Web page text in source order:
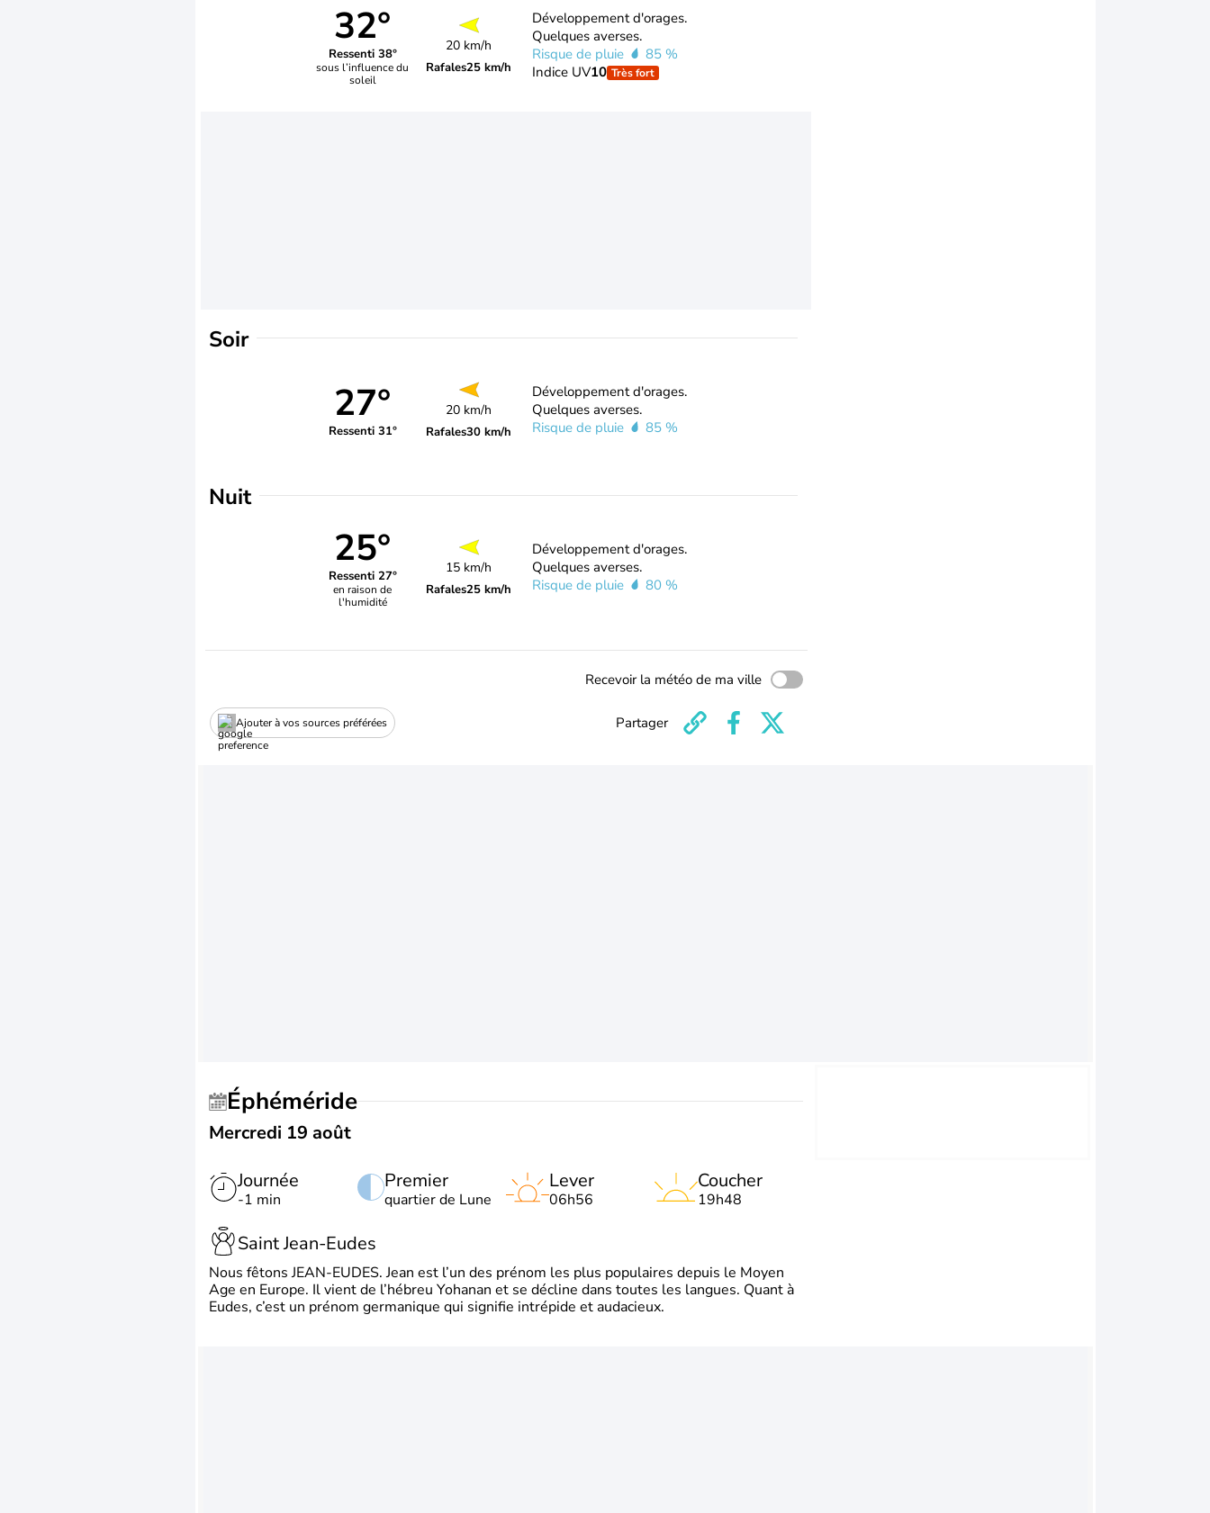
32°
Ressenti 38°
sous l’influence du
soleil
20 km/h
Rafales25 km/h
Développement d'orages.
Quelques averses.
Risque de pluie
85 %
Indice UV10 Très fort
Soir
27°
Ressenti 31°
20 km/h
Rafales30 km/h
Développement d'orages.
Quelques averses.
Risque de pluie
85 %
Nuit
25°
Ressenti 27°
en raison de
l'humidité
15 km/h
Rafales25 km/h
Développement d'orages.
Quelques averses.
Risque de pluie
80 %
Recevoir la météo de ma ville
Ajouter à vos sources préférées Partager
Éphéméride
Mercredi 19 août
Journée
-1 min
Premier
quartier de Lune
Lever
06h56
Coucher
19h48
Saint Jean-Eudes
Nous fêtons JEAN-EUDES. Jean est l’un des prénom les plus populaires depuis le Moyen
Age en Europe. Il vient de l’hébreu Yohanan et se décline dans toutes les langues. Quant à
Eudes, c’est un prénom germanique qui signifie intrépide et audacieux.